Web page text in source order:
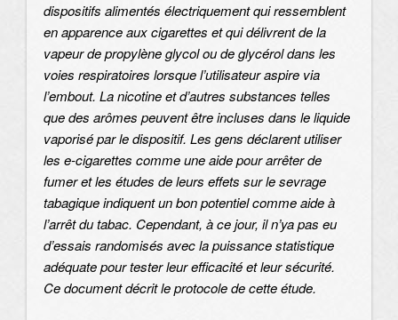
dispositifs alimentés électriquement qui ressemblent
en apparence aux cigarettes et qui délivrent de la
vapeur de propylène glycol ou de glycérol dans les
voies respiratoires lorsque l’utilisateur aspire via
l’embout. La nicotine et d’autres substances telles
que des arômes peuvent être incluses dans le liquide
vaporisé par le dispositif. Les gens déclarent utiliser
les e-cigarettes comme une aide pour arrêter de
fumer et les études de leurs effets sur le sevrage
tabagique indiquent un bon potentiel comme aide à
l’arrêt du tabac. Cependant, à ce jour, il n’ya pas eu
d’essais randomisés avec la puissance statistique
adéquate pour tester leur efficacité et leur sécurité.
Ce document décrit le protocole de cette étude.